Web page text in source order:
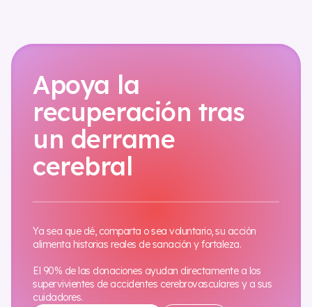
Apoya la
recuperación tras
un derrame
cerebral
Ya sea que dé, comparta o sea voluntario, su acción
alimenta historias reales de sanación y fortaleza.
El 90% de las donaciones ayudan directamente a los
supervivientes de accidentes cerebrovasculares y a sus
cuidadores.